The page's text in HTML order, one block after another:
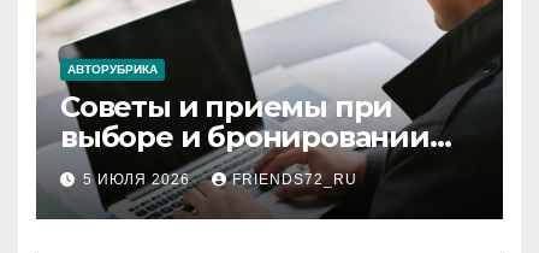
АВТОРУБРИКА
Советы и приемы при
выборе и бронировании
авиабилетов
5 ИЮЛЯ 2026 FRIENDS72_RU